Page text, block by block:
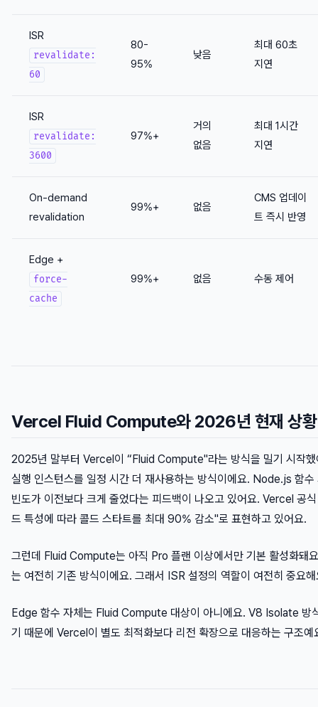
ISR
revalidate:
60
80-
95%
낮음
최대 60초
지연
ISR
revalidate:
3600
97%+
거의
없음
최대 1시간
지연
On-demand
revalidation
99%+ 없음
CMS 업데이
트 즉시 반영
Edge +
force-
cache
99%+ 없음 수동 제어
Vercel Fluid Compute와 2026년 현재 상황
2025년 말부터 Vercel이 “Fluid Compute"라는 방식을 밀기 시작했
실행 인스턴스를 일정 시간 더 재사용하는 방식이에요. Node.js 함수
빈도가 이전보다 크게 줄었다는 피드백이 나오고 있어요. Vercel 공
드 특성에 따라 콜드 스타트를 최대 90% 감소"로 표현하고 있어요.
그런데 Fluid Compute는 아직 Pro 플랜 이상에서만 기본 활성화돼
는 여전히 기존 방식이에요. 그래서 ISR 설정의 역할이 여전히 중요
Edge 함수 자체는 Fluid Compute 대상이 아니에요. V8 Isolate 방
기 때문에 Vercel이 별도 최적화보다 리전 확장으로 대응하는 구조예